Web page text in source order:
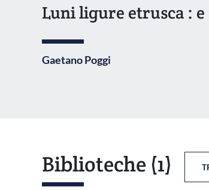
Luni ligure etrusca :
Gaetano Poggi
Biblioteche (1)